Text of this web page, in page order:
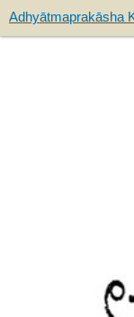
Adhyātmaprakāsha